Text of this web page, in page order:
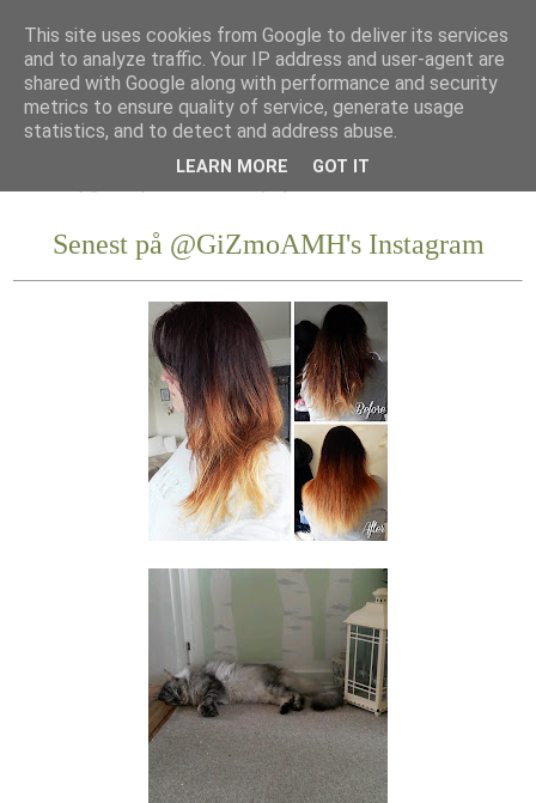
Senest på @GiZmoAMH's Instagram
This site uses cookies from Google to deliver its services
and to analyze traffic. Your IP address and user-agent are
shared with Google along with performance and security
metrics to ensure quality of service, generate usage
statistics, and to detect and address abuse.
LEARN MORE GOT IT